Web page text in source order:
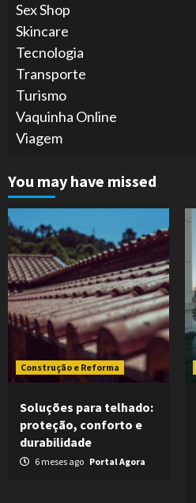
Sex Shop
Skincare
Tecnologia
Transporte
Turismo
Vaquinha Online
Viagem
You may have missed
Construção e Reforma
Soluções para telhado:
proteção, conforto e
durabilidade
6 meses ago Portal Agora